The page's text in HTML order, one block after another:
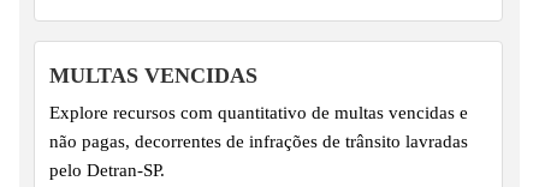
MULTAS VENCIDAS
Explore recursos com quantitativo de multas vencidas e
não pagas, decorrentes de infrações de trânsito lavradas
pelo Detran-SP.